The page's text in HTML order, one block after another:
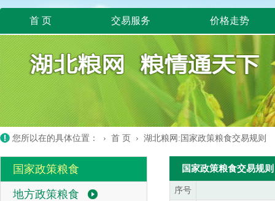
首 页 交易服务 价格走势
您所以在的具体位置： › 首 页 › 湖北粮网:国家政策粮食交易规则
国家政策粮食
地方政策粮食
国家政策粮食交易规则
序号